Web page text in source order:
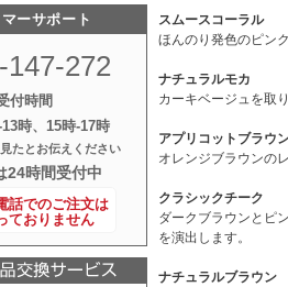
ーサポート
147-272
付時間
時、15時‐17時
たとお伝えください
24時間受付中
話でのご注文は
ておりません
スムースコーラル
ほんのり発色のピン
ナチュラルモカ
カーキベージュを取
アプリコットブラウ
オレンジブラウンの
クラシックチーク
ダークブラウンとピ
を演出します。
ナチュラルブラウン